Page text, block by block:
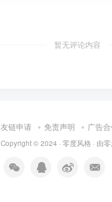
暂无评论内容
友链申请 免责声明 广告
Copyright © 2024 · 零度风格 · 由